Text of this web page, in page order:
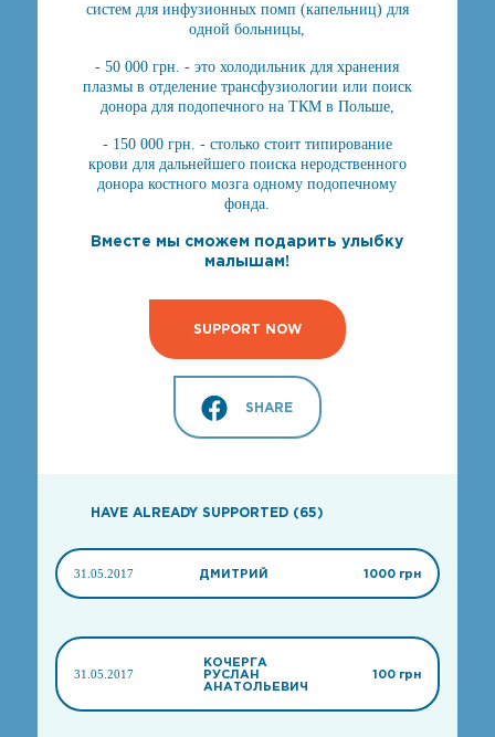
систем для инфузионных помп (капельниц) для
одной больницы,
- 50 000 грн. - это холодильник для хранения
плазмы в отделение трансфузиологии или поиск
донора для подопечного на ТКМ в Польше,
- 150 000 грн. - столько стоит типирование
крови для дальнейшего поиска неродственного
донора костного мозга одному подопечному
фонда.
Вместе мы сможем подарить улыбку
малышам!
SUPPORT NOW
SHARE
HAVE ALREADY SUPPORTED (65)
31.05.2017 ДМИТРИЙ 1000 грн
31.05.2017
КОЧЕРГА
РУСЛАН
АНАТОЛЬЕВИЧ
100 грн